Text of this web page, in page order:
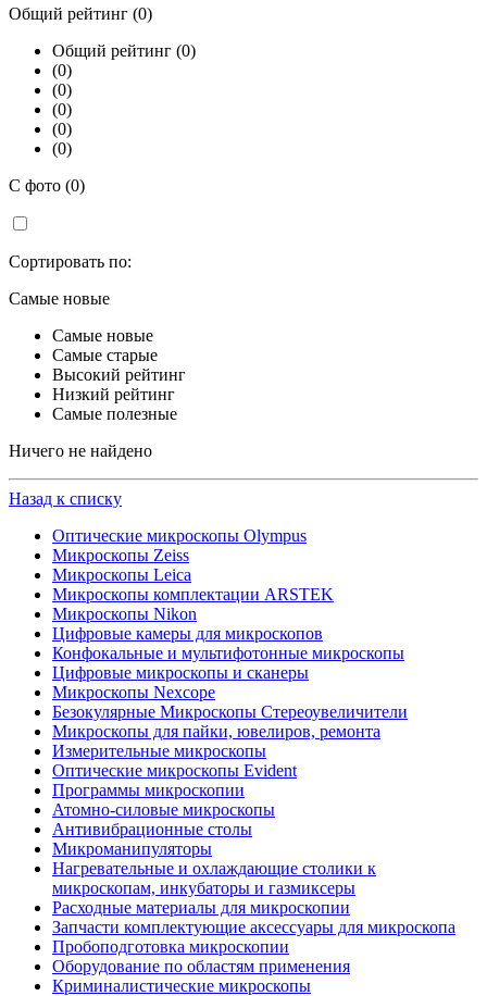
Общий рейтинг (0)
Общий рейтинг (0)
(0)
(0)
(0)
(0)
(0)
С фото (0)
Сортировать по:
Самые новые
Самые новые
Самые старые
Высокий рейтинг
Низкий рейтинг
Самые полезные
Ничего не найдено
Назад к списку
Оптические микроскопы Olympus
Микроскопы Zeiss
Микроскопы Leica
Микроскопы комплектации ARSTEK
Микроскопы Nikon
Цифровые камеры для микроскопов
Конфокальные и мультифотонные микроскопы
Цифровые микроскопы и сканеры
Микроскопы Nexcope
Безокулярные Микроскопы Стереоувеличители
Микроскопы для пайки, ювелиров, ремонта
Измерительные микроскопы
Оптические микроскопы Evident
Программы микроскопии
Атомно-силовые микроскопы
Антивибрационные столы
Микроманипуляторы
Нагревательные и охлаждающие столики к
микроскопам, инкубаторы и газмиксеры
Расходные материалы для микроскопии
Запчасти комплектующие аксессуары для микроскопа
Пробоподготовка микроскопии
Оборудование по областям применения
Криминалистические микроскопы